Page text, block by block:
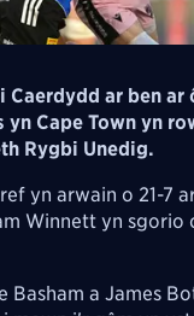
Caerdydd ar ben ar
yn Cape Town yn
Rygbi Unedig.
yn arwain o 21-7
Winnett yn sgorio
Basham a James